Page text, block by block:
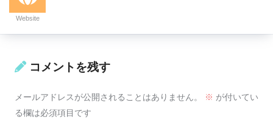
Website
コメントを残す
メールアドレスが公開されることはありません。 ※ が付いてい
る欄は必須項目です